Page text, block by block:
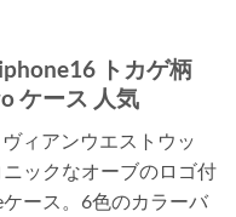
トカゲ柄
ケース 人気
ィアンウエストウッ
ックなオーブのロゴ付
ース。6色のカラーバ